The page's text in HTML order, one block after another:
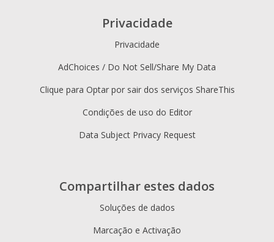
Compartilhar estes dados
Soluções de dados
Marcação e Activação
Privacidade
Privacidade
AdChoices / Do Not Sell/Share My Data
Clique para Optar por sair dos serviços ShareThis
Condições de uso do Editor
Data Subject Privacy Request